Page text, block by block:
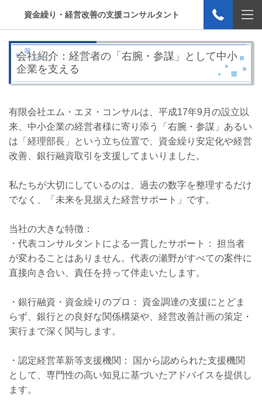
資金繰り・経営改善の支援コンサルタント
会社紹介：経営者の「右腕・参謀」として中小
企業を支える
有限会社エム・エヌ・コンサルは、平成17年9 月の設立以
来、中小企業の経営者様に寄り添う「右腕・参謀」あるい
は「経理部長」という立ち位置で、資金繰り安定化や経営
改善、銀行融資取引を支援してまいりました。
私たちが大切にしているのは、過去の数字を整理するだけ
でなく、「未来を見据えた経営サポート」です。
当社の大きな特徴：
・代表コンサルタントによる一貫したサポート： 担当者
が変わることはありません。代表の瀬野がすべての案件に
直接向き合い、責任を持って伴走いたします。
・銀行融資・資金繰りのプロ： 資金調達の支援にとどま
らず、銀行との良好な関係構築や、経営改善計画の策定・
実行まで深く関与します。
・認定経営革新等支援機関： 国から認められた支援機関
として、専門性の高い知見に基づいたアドバイスを提供し
ます。